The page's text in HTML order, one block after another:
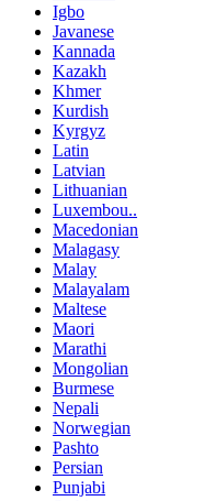
Igbo
Javanese
Kannada
Kazakh
Khmer
Kurdish
Kyrgyz
Latin
Latvian
Lithuanian
Luxembou..
Macedonian
Malagasy
Malay
Malayalam
Maltese
Maori
Marathi
Mongolian
Burmese
Nepali
Norwegian
Pashto
Persian
Punjabi